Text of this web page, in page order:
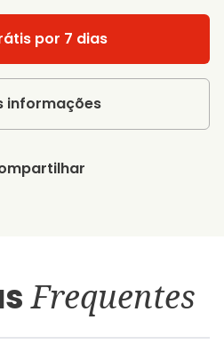
por 7 dias
informações
Frequentes